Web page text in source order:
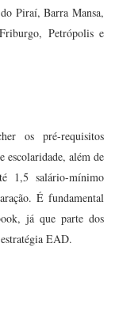
Piraí, Barra Mansa,
Petrópolis e
os pré-requisitos
escolaridade, além de
1,5 salário-mínimo
É fundamental
já que parte dos
EAD.